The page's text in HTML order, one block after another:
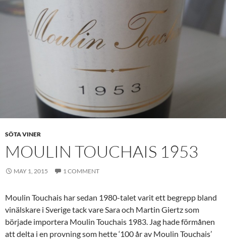
SÖTA VINER
MOULIN TOUCHAIS 1953
MAY 1, 2015 1 COMMENT
Moulin Touchais har sedan 1980-talet varit ett begrepp bland
vinälskare i Sverige tack vare Sara och Martin Giertz som
började importera Moulin Touchais 1983. Jag hade förmånen
att delta i en provning som hette ‘100 år av Moulin Touchais’